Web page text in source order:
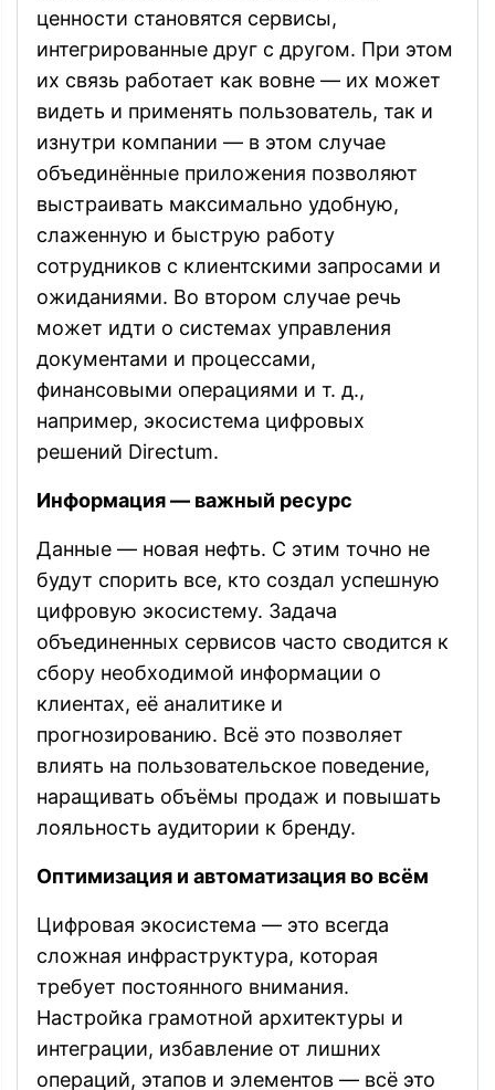
ценности становятся сервисы,
интегрированные друг с другом. При этом
их связь работает как вовне — их может
видеть и применять пользователь, так и
изнутри компании — в этом случае
объединённые приложения позволяют
выстраивать максимально удобную,
слаженную и быструю работу
сотрудников с клиентскими запросами и
ожиданиями. Во втором случае речь
может идти о системах управления
документами и процессами,
финансовыми операциями и т. д.,
например, экосистема цифровых
решений Directum.
Информация — важный ресурс
Данные — новая нефть. С этим точно не
будут спорить все, кто создал успешную
цифровую экосистему. Задача
объединенных сервисов часто сводится к
сбору необходимой информации о
клиентах, её аналитике и
прогнозированию. Всё это позволяет
влиять на пользовательское поведение,
наращивать объёмы продаж и повышать
лояльность аудитории к бренду.
Оптимизация и автоматизация во всём
Цифровая экосистема — это всегда
сложная инфраструктура, которая
требует постоянного внимания.
Настройка грамотной архитектуры и
интеграции, избавление от лишних
операций, этапов и элементов — всё это